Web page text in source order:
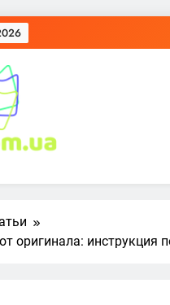
оригинала: инструкция